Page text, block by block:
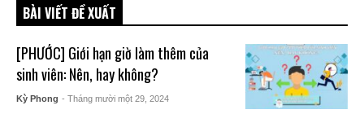
BÀI VIẾT ĐỀ XUẤT
[PHƯỚC] Giới hạn giờ làm thêm của
sinh viên: Nên, hay không?
Kỳ Phong - Tháng mười một 29, 2024